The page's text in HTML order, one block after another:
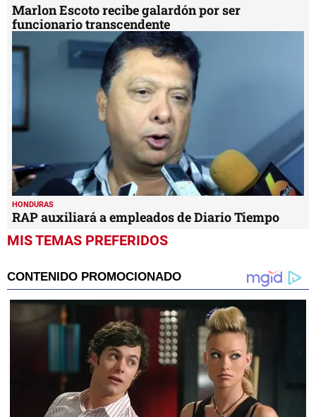
Marlon Escoto recibe galardón por ser
funcionario transcendente
HONDURAS
RAP auxiliará a empleados de Diario Tiempo
MIS TEMAS PREFERIDOS